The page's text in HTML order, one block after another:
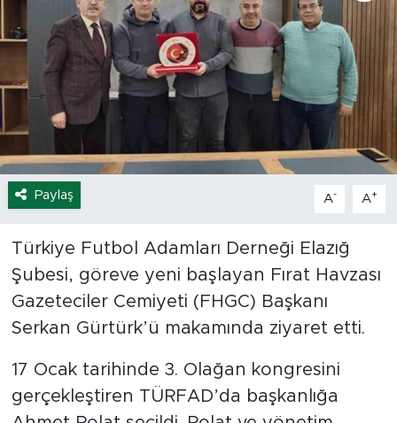
Paylaş A- A+
Türkiye Futbol Adamları Derneği Elazığ
Şubesi, göreve yeni başlayan Fırat Havzası
Gazeteciler Cemiyeti (FHGC) Başkanı
Serkan Gürtürk’ü makamında ziyaret etti.
17 Ocak tarihinde 3. Olağan kongresini
gerçekleştiren TÜRFAD’da başkanlığa
Sağlık
Eğitim
Ekonomi
Hava Durumu
Bingöl Kaza Haberleri